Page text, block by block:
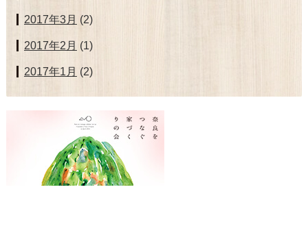
2017年3月 (2)
2017年2月 (1)
2017年1月 (2)